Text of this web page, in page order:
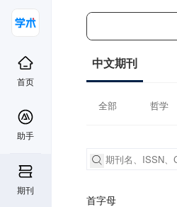
首页
助手
期刊
中文期刊
全部 哲学
首字母